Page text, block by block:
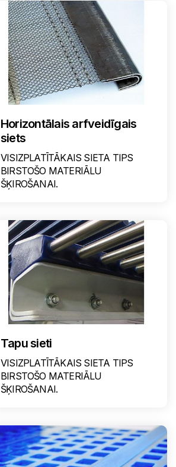
Horizontālais arfveidīgais
siets
VISIZPLATĪTĀKAIS SIETA TIPS
BIRSTOŠO MATERIĀLU
ŠĶIROŠANAI.
Tapu sieti
VISIZPLATĪTĀKAIS SIETA TIPS
BIRSTOŠO MATERIĀLU
ŠĶIROŠANAI.